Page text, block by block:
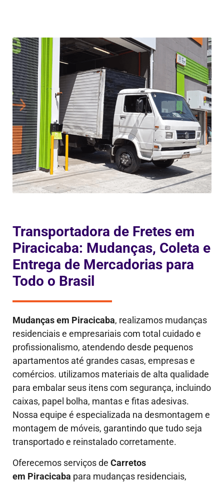
Transportadora de Fretes em
Piracicaba: Mudanças, Coleta e
Entrega de Mercadorias para
Todo o Brasil
Mudanças em Piracicaba, realizamos mudanças
residenciais e empresariais com total cuidado e
profissionalismo, atendendo desde pequenos
apartamentos até grandes casas, empresas e
comércios. utilizamos materiais de alta qualidade
para embalar seus itens com segurança, incluindo
caixas, papel bolha, mantas e fitas adesivas.
Nossa equipe é especializada na desmontagem e
montagem de móveis, garantindo que tudo seja
transportado e reinstalado corretamente.
Oferecemos serviços de Carretos
em Piracicaba para mudanças residenciais,